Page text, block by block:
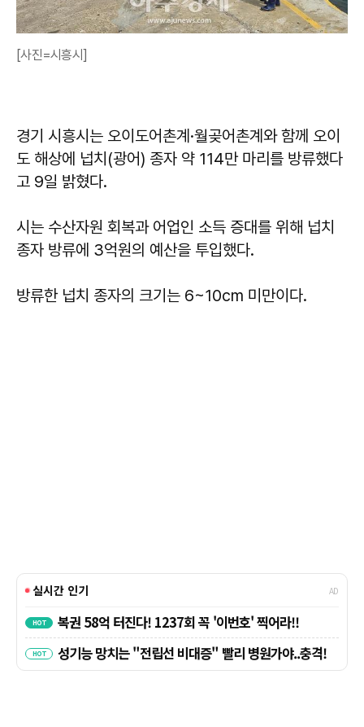
[사진=시흥시]
경기 시흥시는 오이도어촌계·월곶어촌계와 함께 오이
도 해상에 넙치(광어) 종자 약 114만 마리를 방류했다
고 9일 밝혔다.
시는 수산자원 회복과 어업인 소득 증대를 위해 넙치
종자 방류에 3억원의 예산을 투입했다.
방류한 넙치 종자의 크기는 6~10cm 미만이다.